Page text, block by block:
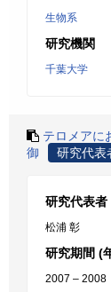
生物系
研究機関
千葉大学
テロメアに
御
研究代表
研究代表者
松浦 彰
研究期間 (
2007 – 2008